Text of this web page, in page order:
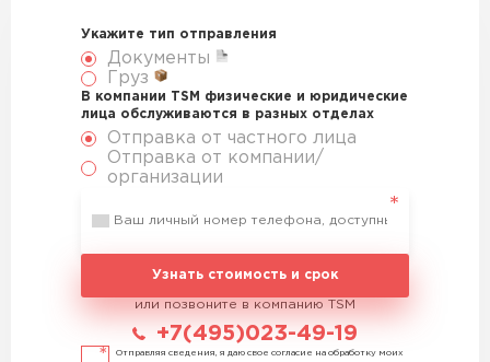
Укажите тип отправления
Документы
Груз
В компании TSM физические и юридические
лица обслуживаются в разных отделах
Отправка от частного лица
Отправка от компании/
организации
Узнать стоимость и срок
или позвоните в компанию TSM
+7(495)023-49-19
Отправляя сведения, я даю свое согласие на обработку моих